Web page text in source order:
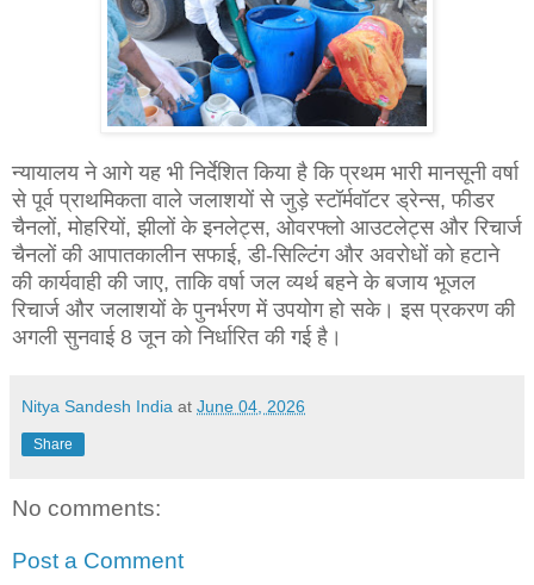
न्यायालय ने आगे यह भी निर्देशित किया है कि प्रथम भारी मानसूनी वर्षा
से पूर्व प्राथमिकता वाले जलाशयों से जुड़े स्टॉर्मवॉटर ड्रेन्स, फीडर
चैनलों, मोहरियों, झीलों के इनलेट्स, ओवरफ्लो आउटलेट्स और रिचार्ज
चैनलों की आपातकालीन सफाई, डी-सिल्टिंग और अवरोधों को हटाने
की कार्यवाही की जाए, ताकि वर्षा जल व्यर्थ बहने के बजाय भूजल
रिचार्ज और जलाशयों के पुनर्भरण में उपयोग हो सके। इस प्रकरण की
अगली सुनवाई 8 जून को निर्धारित की गई है।
Nitya Sandesh India at June 04, 2026
Share
No comments:
Post a Comment